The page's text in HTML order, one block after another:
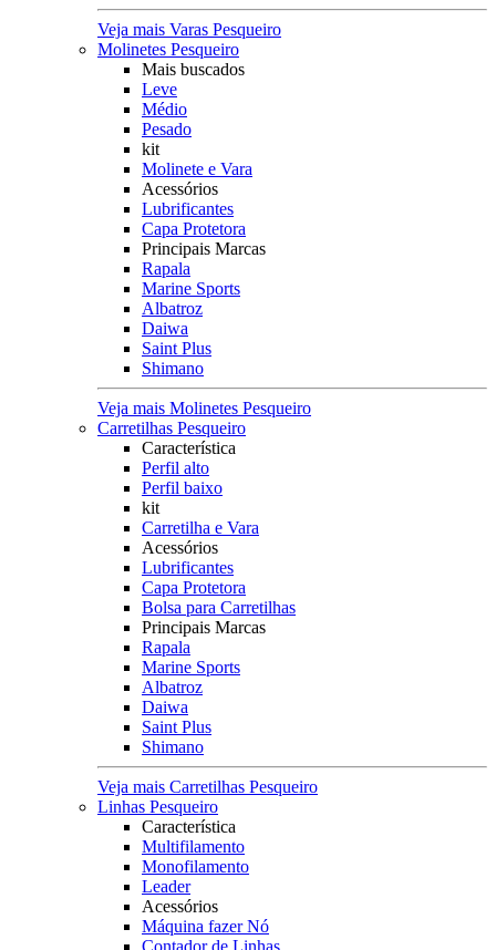
Veja mais Varas Pesqueiro
Molinetes Pesqueiro
Mais buscados
Leve
Médio
Pesado
kit
Molinete e Vara
Acessórios
Lubrificantes
Capa Protetora
Principais Marcas
Rapala
Marine Sports
Albatroz
Daiwa
Saint Plus
Shimano
Veja mais Molinetes Pesqueiro
Carretilhas Pesqueiro
Característica
Perfil alto
Perfil baixo
kit
Carretilha e Vara
Acessórios
Lubrificantes
Capa Protetora
Bolsa para Carretilhas
Principais Marcas
Rapala
Marine Sports
Albatroz
Daiwa
Saint Plus
Shimano
Veja mais Carretilhas Pesqueiro
Linhas Pesqueiro
Característica
Multifilamento
Monofilamento
Leader
Acessórios
Máquina fazer Nó
Contador de Linhas